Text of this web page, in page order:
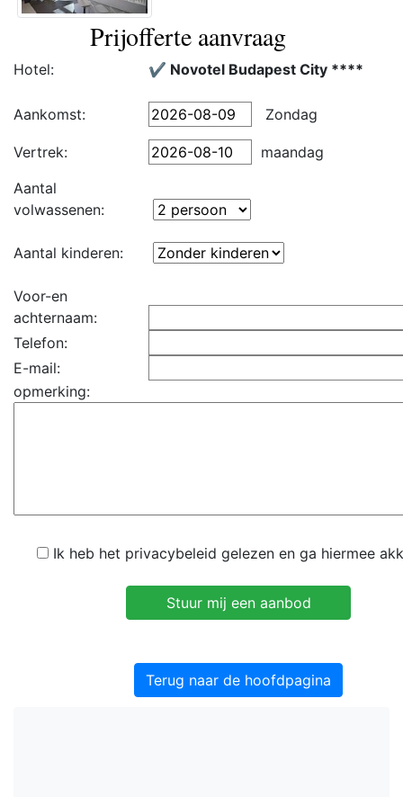
Prijofferte aanvraag
Hotel: ✔️ Novotel Budapest City ****
Aankomst: Zondag
Vertrek:
maandag
Aantal
volwassenen:
Aantal kinderen:
Voor-en
achternaam:
Telefon:
E-mail:
opmerking:
Ik heb het privacybeleid gelezen en ga hiermee
Terug naar de hoofdpagina